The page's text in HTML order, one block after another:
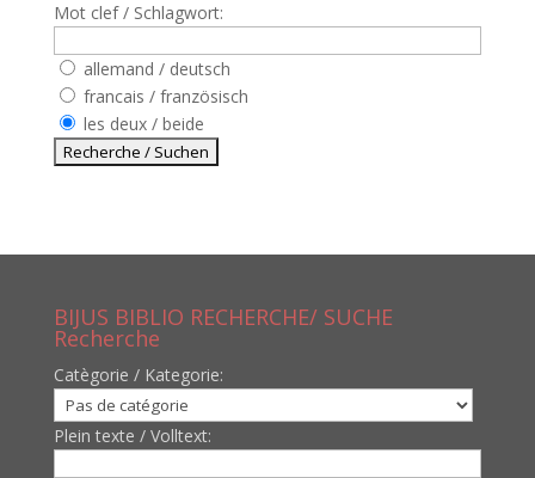
Mot clef / Schlagwort:
allemand / deutsch
francais / französisch
les deux / beide
BIJUS BIBLIO RECHERCHE/ SUCHE
Recherche
Catègorie / Kategorie:
Plein texte / Volltext: